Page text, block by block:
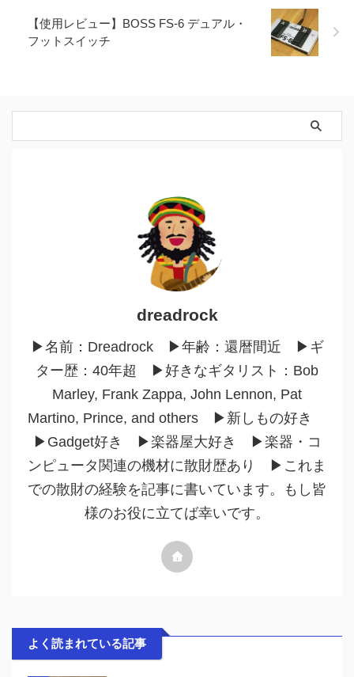
【使用レビュー】BOSS FS-6 デュアル・
フットスイッチ
dreadrock
▶︎名前：Dreadrock ▶︎年齢：還暦間近 ▶︎ギ
ター歴：40年超 ▶︎好きなギタリスト：Bob
Marley, Frank Zappa, John Lennon, Pat
Martino, Prince, and others ▶︎新しもの好き
▶︎Gadget好き ▶︎楽器屋大好き ▶︎楽器・コ
ンピュータ関連の機材に散財歴あり ▶︎これま
での散財の経験を記事に書いています。もし皆
様のお役に立てば幸いです。
よく読まれている記事